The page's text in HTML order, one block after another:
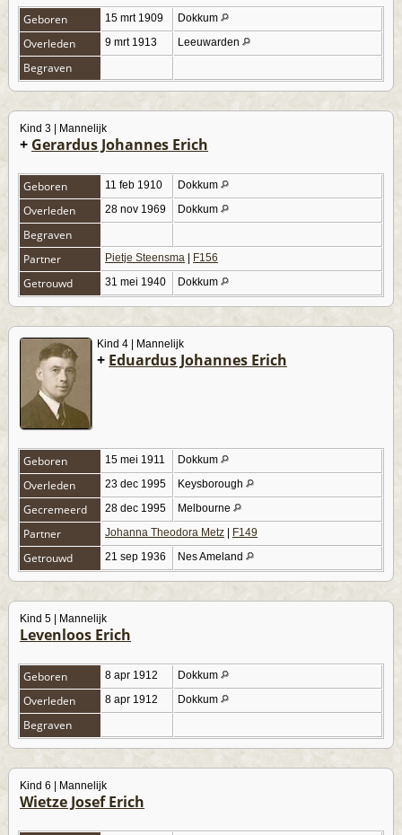
Geboren 15 mrt 1909 Dokkum
Overleden 9 mrt 1913 Leeuwarden
Begraven
Kind 3 | Mannelijk
+ Gerardus Johannes Erich
Geboren 11 feb 1910 Dokkum
Overleden 28 nov 1969 Dokkum
Begraven
Partner
Pietje Steensma F156
Getrouwd 31 mei 1940 Dokkum
Kind 4 | Mannelijk
+ Eduardus Johannes Erich
Geboren 15 mei 1911 Dokkum
Overleden 23 dec 1995 Keysborough
Gecremeerd 28 dec 1995 Melbourne
Partner Johanna Theodora Metz F149
Getrouwd 21 sep 1936 Nes Ameland
Kind 5 | Mannelijk
Levenloos Erich
Geboren 8 apr 1912 Dokkum
Overleden 8 apr 1912 Dokkum
Begraven
Kind 6 | Mannelijk
Wietze Josef Erich